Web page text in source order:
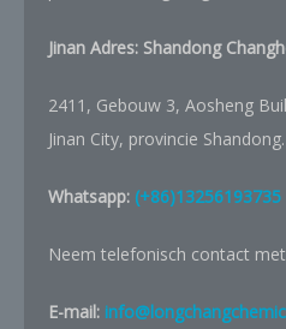
Jinan Adres: Shandong
2411, Gebouw 3, Aosheng
Jinan City, provincie Shandong.
Whatsapp: (+86)13256193735
Neem telefonisch contact
E-mail: